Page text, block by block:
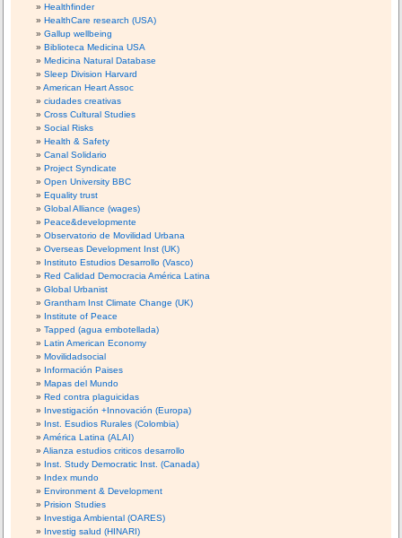
Healthfinder
HealthCare research (USA)
Gallup wellbeing
Biblioteca Medicina USA
Medicina Natural Database
Sleep Division Harvard
American Heart Assoc
ciudades creativas
Cross Cultural Studies
Social Risks
Health & Safety
Canal Solidario
Project Syndicate
Open University BBC
Equality trust
Global Alliance (wages)
Peace&developmente
Observatorio de Movilidad Urbana
Overseas Development Inst (UK)
Instituto Estudios Desarrollo (Vasco)
Red Calidad Democracia América Latina
Global Urbanist
Grantham Inst Climate Change (UK)
Institute of Peace
Tapped (agua embotellada)
Latin American Economy
Movilidadsocial
Información Paises
Mapas del Mundo
Red contra plaguicidas
Investigación +Innovación (Europa)
Inst. Esudios Rurales (Colombia)
América Latina (ALAI)
Alianza estudios criticos desarrollo
Inst. Study Democratic Inst. (Canada)
Index mundo
Environment & Development
Prision Studies
Investiga Ambiental (OARES)
Investig salud (HINARI)